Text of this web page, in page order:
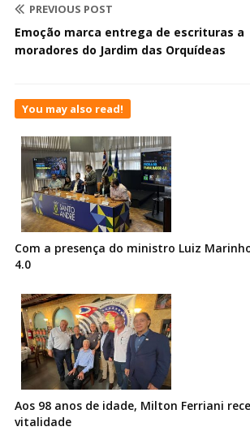
PREVIOUS POST
Emoção marca entrega de escrituras a
moradores do Jardim das Orquídeas
You may also read!
Com a presença do ministro Luiz
4.0
Aos 98 anos de idade, Milton Ferriani
vitalidade